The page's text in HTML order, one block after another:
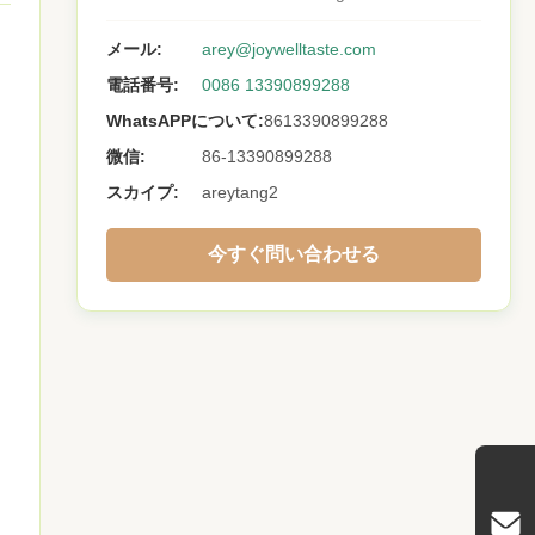
メール:
arey@joywelltaste.com
電話番号:
0086 13390899288
WhatsAPPについて:8613390899288
微信:
86-13390899288
スカイプ:
areytang2
今すぐ問い合わせる